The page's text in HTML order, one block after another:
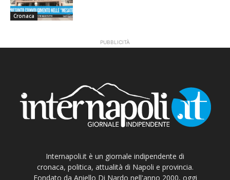
Cronaca
PUBBLICITÀ
Internapoli.it è un giornale indipendente di
cronaca, politica, attualità di Napoli e provincia.
Fondato da Aniello Di Nardo nell'anno 2000, oggi